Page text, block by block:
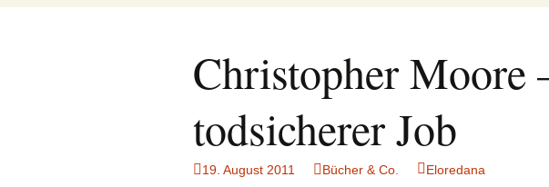
Christopher Moore
todsicherer Job
19. August 2011 Bücher & Co. Eloredana